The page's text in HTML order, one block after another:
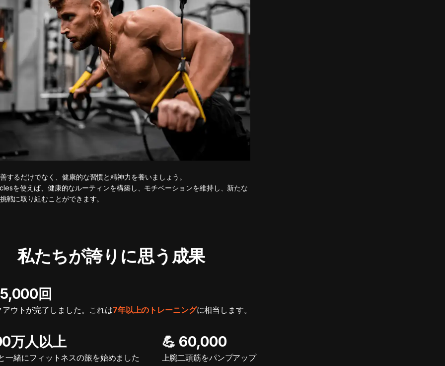
するだけでなく、健康的な習慣と精神力を養いましょう。
を使えば、健康的なルーティンを構築し、モチベーションを維持し、新たな
戦に取り組むことができます。
私たちが誇りに思う成果
万人以上
一緒にフィットネスの旅を始めました
回
アウトが完了しました。これは7年以上のトレーニングに相当します。
💪 60,000
上腕二頭筋をパンプアップ